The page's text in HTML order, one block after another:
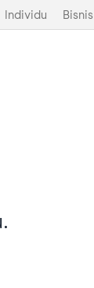
Individu Bisnis